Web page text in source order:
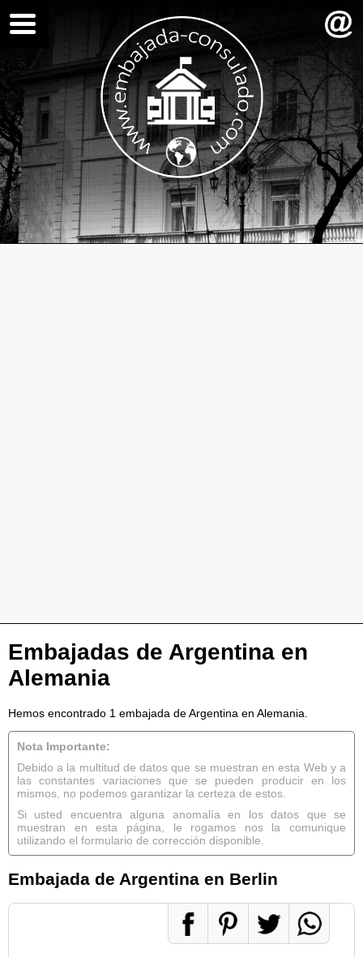
Embajadas de Argentina en
Alemania
Hemos encontrado 1 embajada de Argentina en Alemania.
Nota Importante:
Debido a la multitud de datos que se muestran en esta Web y a
las constantes variaciones que se pueden producir en los
mismos, no podemos garantizar la certeza de estos.
Si usted encuentra alguna anomalía en los datos que se
muestran en esta página, le rogamos nos la comunique
utilizando el formulario de corrección disponible.
Embajada de Argentina en Berlin